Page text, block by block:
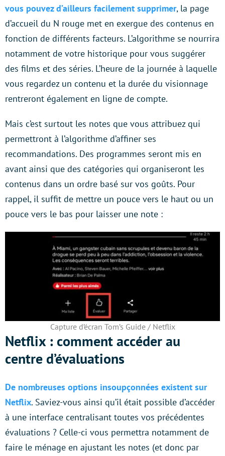
vous pouvez d’ailleurs facilement supprimer, la page
d’accueil du N rouge met en exergue des contenus en
fonction de différents facteurs. L’algorithme se nourrira
notamment de votre historique pour vous suggérer
des films et des séries. L’heure de la journée à laquelle
vous regardez un contenu et la durée du visionnage
rentreront également en ligne de compte.
Mais c’est surtout les notes que vous attribuez qui
permettront à l’algorithme d’affiner ses
recommandations. Des programmes seront mis en
avant ainsi que des catégories qui organiseront les
contenus dans un ordre basé sur vos goûts. Pour
rappel, il suffit de mettre un pouce vers le haut ou un
pouce vers le bas pour laisser une note :
Capture d’écran Tom’s Guide / Netflix
Netflix : comment accéder au
centre d’évaluations
De nombreuses options insoupçonnées existent sur
Netflix. Saviez-vous ainsi qu’il était possible d’accéder
à une interface centralisant toutes vos précédentes
évaluations ? Celle-ci vous permettra notamment de
faire le ménage en ajustant les notes (et donc par